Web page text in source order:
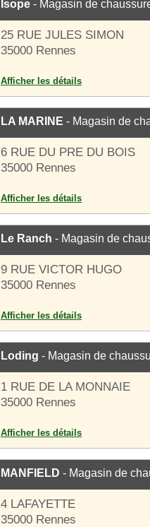
Isope - Magasin de
25 RUE JULES SIMON
35000 Rennes
Afficher les détails
LA MARINE - Magasin de
6 RUE DU PRE DU BOIS
35000 Rennes
Afficher les détails
Le Ranch - Magasin de
9 RUE VICTOR HUGO
35000 Rennes
Afficher les détails
Loding - Magasin de
1 RUE DE LA MONNAIE
35000 Rennes
Afficher les détails
MANFIELD - Magasin de
4 LAFAYETTE
35000 Rennes